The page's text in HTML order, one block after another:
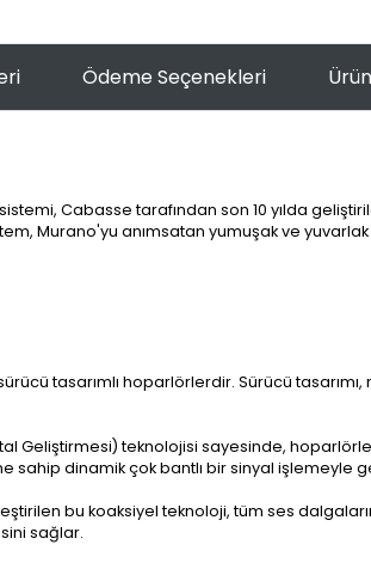
Ödeme Seçenekleri
Cabasse tarafından son 10 yılda
Murano'yu anımsatan yumuşak ve
tasarımlı hoparlörlerdir. Sürücü tasarımı,
Geliştirmesi) teknolojisi sayesinde,
sahip dinamik çok bantlı bir sinyal işlemeyle
bu koaksiyel teknoloji, tüm ses
sağlar.